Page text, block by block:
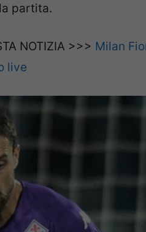
partita.
NOTIZIA >>> Milan
live